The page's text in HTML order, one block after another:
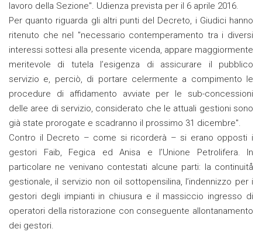
lavoro della Sezione". Udienza prevista per il 6 aprile 2016.
Per quanto riguarda gli altri punti del Decreto, i Giudici hanno
ritenuto che nel "necessario contemperamento tra i diversi
interessi sottesi alla presente vicenda, appare maggiormente
meritevole di tutela l’esigenza di assicurare il pubblico
servizio e, perciò, di portare celermente a compimento le
procedure di affidamento avviate per le sub-concessioni
delle aree di servizio, considerato che le attuali gestioni sono
già state prorogate e scadranno il prossimo 31 dicembre".
Contro il Decreto – come si ricorderà – si erano opposti i
gestori Faib, Fegica ed Anisa e l’Unione Petrolifera. In
particolare ne venivano contestati alcune parti: la continuitå
gestionale, il servizio non oil sottopensilina, l’indennizzo per i
gestori degli impianti in chiusura e il massiccio ingresso di
operatori della ristorazione con conseguente allontanamento
dei gestori.